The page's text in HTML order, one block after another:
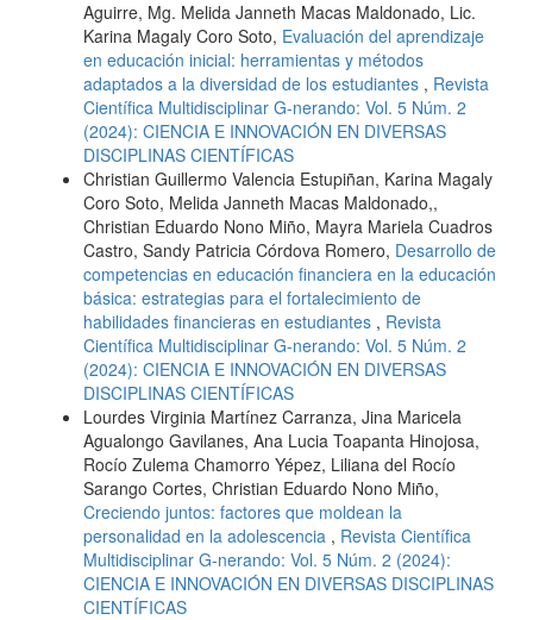
Aguirre, Mg. Melida Janneth Macas Maldonado, Lic.
Karina Magaly Coro Soto, Evaluación del aprendizaje
en educación inicial: herramientas y métodos
adaptados a la diversidad de los estudiantes , Revista
Científica Multidisciplinar G-nerando: Vol. 5 Núm. 2
(2024): CIENCIA E INNOVACIÓN EN DIVERSAS
DISCIPLINAS CIENTÍFICAS
Christian Guillermo Valencia Estupiñan, Karina Magaly
Coro Soto, Melida Janneth Macas Maldonado,,
Christian Eduardo Nono Miño, Mayra Mariela Cuadros
Castro, Sandy Patricia Córdova Romero, Desarrollo de
competencias en educación financiera en la educación
básica: estrategias para el fortalecimiento de
habilidades financieras en estudiantes , Revista
Científica Multidisciplinar G-nerando: Vol. 5 Núm. 2
(2024): CIENCIA E INNOVACIÓN EN DIVERSAS
DISCIPLINAS CIENTÍFICAS
Lourdes Virginia Martínez Carranza, Jina Maricela
Agualongo Gavilanes, Ana Lucia Toapanta Hinojosa,
Rocío Zulema Chamorro Yépez, Liliana del Rocío
Sarango Cortes, Christian Eduardo Nono Miño,
Creciendo juntos: factores que moldean la
personalidad en la adolescencia , Revista Científica
Multidisciplinar G-nerando: Vol. 5 Núm. 2 (2024):
CIENCIA E INNOVACIÓN EN DIVERSAS DISCIPLINAS
CIENTÍFICAS